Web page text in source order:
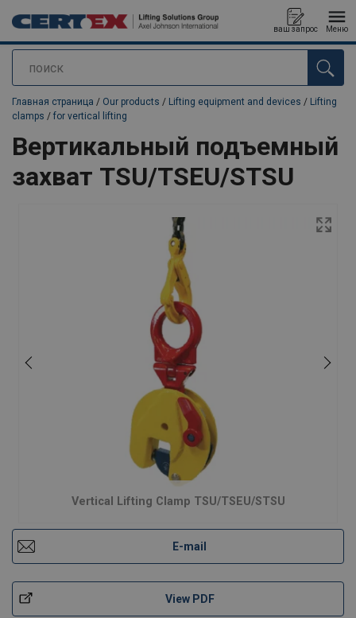
поиск
ваш запрос Меню
Продукт добавлен в ваш запрос
Главная страница / Our products / Lifting equipment and devices / Lifting
clamps / for vertical lifting
Вертикальный подъемный
захват TSU/TSEU/STSU
Vertical Lifting Clamp TSU/TSEU/STSU
E-mail
View PDF